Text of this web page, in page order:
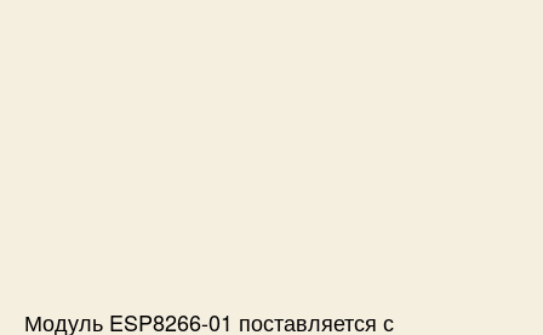
i
Модуль ESP8266-01 поставляется с